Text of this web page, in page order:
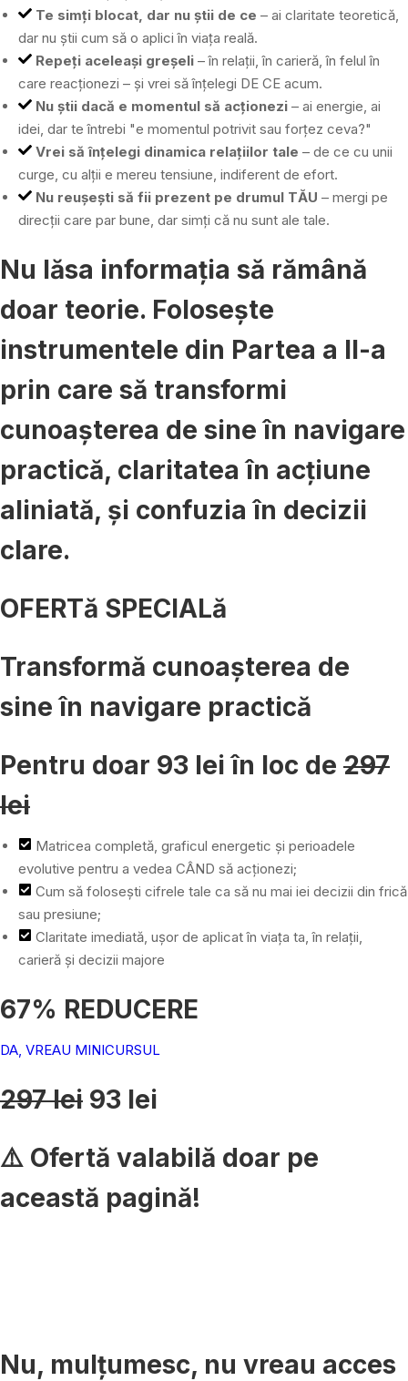
Te simți blocat, dar nu știi de ce – ai claritate teoretică,
dar nu știi cum să o aplici în viața reală.
Repeți aceleași greșeli – în relații, în carieră, în felul în
care reacționezi – și vrei să înțelegi DE CE acum.
Nu știi dacă e momentul să acționezi – ai energie, ai
idei, dar te întrebi "e momentul potrivit sau forțez ceva?"
Vrei să înțelegi dinamica relațiilor tale – de ce cu unii
curge, cu alții e mereu tensiune, indiferent de efort.
Nu reușești să fii prezent pe drumul TĂU – mergi pe
direcții care par bune, dar simți că nu sunt ale tale.
Nu lăsa informația să rămână
doar teorie. Folosește
instrumentele din Partea a II-a
prin care să transformi
cunoașterea de sine în navigare
practică, claritatea în acțiune
aliniată, și confuzia în decizii
clare.
OFERTă SPECIALă
Transformă cunoașterea de
sine în navigare practică
Pentru doar 93 leiîn loc de 297
lei
Matricea completă, graficul energetic și perioadele
evolutive pentru a vedea CÂND să acționezi;
Cum să folosești cifrele tale ca să nu mai iei decizii din frică
sau presiune;
Claritate imediată, ușor de aplicat în viața ta, în relații,
carieră și decizii majore
67% REDUCERE
DA, VREAU MINICURSUL
297 lei 93 lei
⚠️ Ofertă valabilă doar pe
această pagină!
Nu, mulțumesc, nu vreau acces